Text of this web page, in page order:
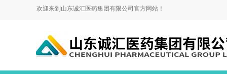
欢迎来到山东诚汇医药集团有限公司官方网站！